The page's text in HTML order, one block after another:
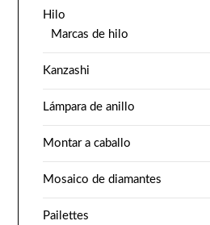
Hilo
Marcas de hilo
Kanzashi
Lámpara de anillo
Montar a caballo
Mosaico de diamantes
Pailettes